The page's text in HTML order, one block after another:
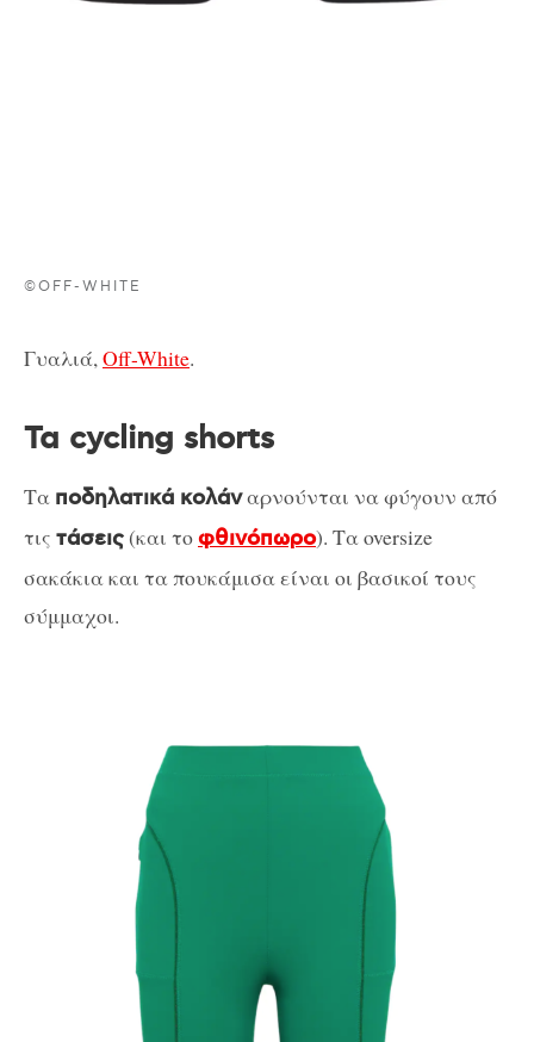
©OFF-WHITE
Γυαλιά, Off-White.
Τα cycling shorts
Τα ποδηλατικά κολάναρνούνται να φύγουν από
τις τάσεις (και τοφθινόπωρο). Τα oversize
σακάκια και τα πουκάμισα είναι οι βασικοί τους
σύμμαχοι.